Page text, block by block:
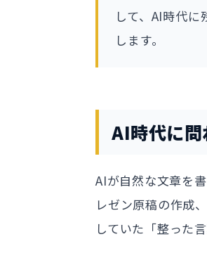
して、AI時代
します。
AI時代に問
AIが自然な文章を
レゼン原稿の作成
していた「整った